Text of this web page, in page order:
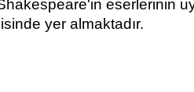
eserlerinin
yer almaktadır.